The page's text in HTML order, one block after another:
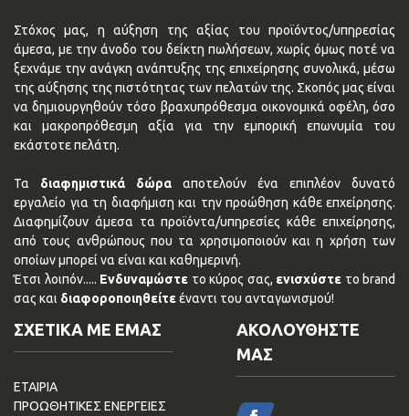
Στόχος μας, η αύξηση της αξίας του προϊόντος/υπηρεσίας
άμεσα, με την άνοδο του δείκτη πωλήσεων, χωρίς όμως ποτέ να
ξεχνάμε την ανάγκη ανάπτυξης της επιχείρησης συνολικά, μέσω
της αύξησης της πιστότητας των πελατών της. Σκοπός μας είναι
να δημιουργηθούν τόσο βραχυπρόθεσμα οικονομικά οφέλη, όσο
και μακροπρόθεσμη αξία για την εμπορική επωνυμία του
εκάστοτε πελάτη.
Τα διαφημιστικά δώρα αποτελούν ένα επιπλέον δυνατό
εργαλείο για τη διαφήμιση και την προώθηση κάθε επχείρησης.
Διαφημίζουν άμεσα τα προϊόντα/υπηρεσίες κάθε επιχείρησης,
από τους ανθρώπους που τα χρησιμοποιούν και η χρήση των
οποίων μπορεί να είναι και καθημερινή.
Έτσι λοιπόν..... Ενδυναμώστε το κύρος σας, ενισχύστε το brand
σας και διαφοροποιηθείτεέναντι του ανταγωνισμού!
ΣΧΕΤΙΚΑ ΜΕ ΕΜΑΣ
ΕΤΑΙΡΙΑ
ΠΡΟΩΘΗΤΙΚΕΣ ΕΝΕΡΓΕΙΕΣ
ΑΚΟΛΟΥΘΗΣΤΕ
ΜΑΣ